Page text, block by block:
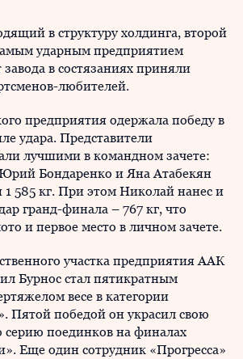
в структуру холдинга, второй
ударным предприятием
в состязаниях приняли
любителей.
предприятия одержала победу в
удара. Представители
лучшими в командном зачете:
Бондаренко и Яна Атабекян
585 кг. При этом Николай нанес и
гранд-финала – 767 кг, что
и первое место в личном зачете.
участка предприятия ААК
Бурнос стал пятикратным
весе в категории
Пятой победой он украсил свою
поединков на финалах
Еще один сотрудник «Прогресса»